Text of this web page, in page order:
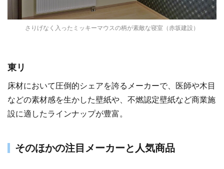
さりげなく入ったミッキーマウスの柄が素敵な寝室（赤坂建設）
東リ
床材において圧倒的シェアを誇るメーカーで、医師や木目
などの素材感を生かした壁紙や、不燃認定壁紙など商業施
設に適したラインナップが豊富。
そのほかの注目メーカーと人気商品